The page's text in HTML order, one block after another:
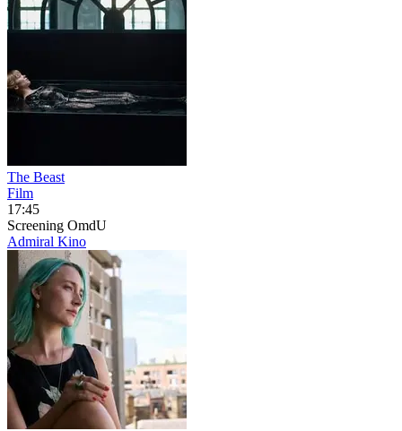
The Beast
Film
17:45
Screening OmdU
Admiral Kino